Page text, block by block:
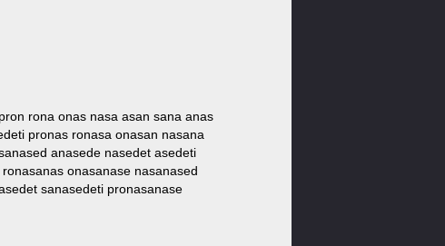
rona onas nasa asan sana anas
pronas ronasa onasan nasana
anasede nasedet asedeti
onasanase nasanased
sanasedeti pronasanase